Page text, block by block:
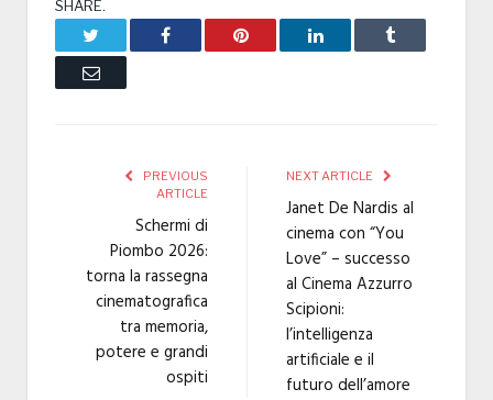
SHARE.
Facebook Pinterest LinkedIn Tumblr
Email
PREVIOUS
ARTICLE
Schermi di
Piombo 2026:
torna la rassegna
cinematografica
tra memoria,
potere e grandi
ospiti
NEXT ARTICLE
Janet De Nardis al
cinema con “You
Love” – successo
al Cinema Azzurro
Scipioni:
l’intelligenza
artificiale e il
futuro dell’amore